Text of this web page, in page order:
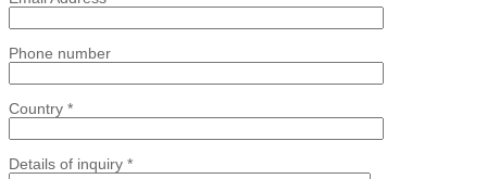
Phone number
Country *
Details of inquiry *